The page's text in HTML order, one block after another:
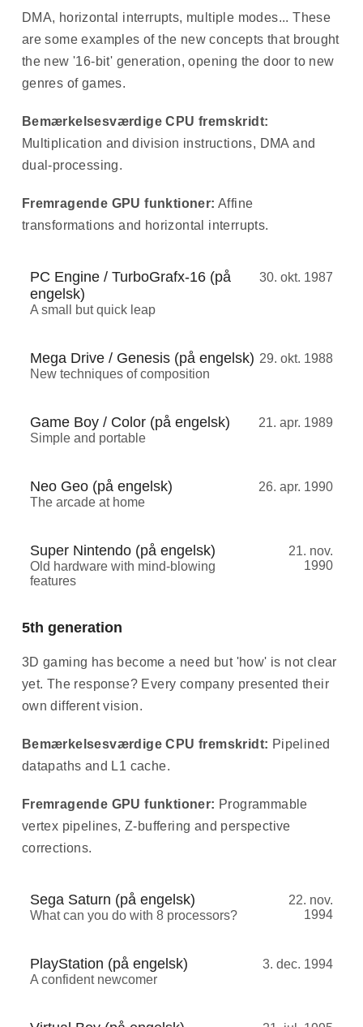
DMA, horizontal interrupts, multiple modes... These
are some examples of the new concepts that brought
the new '16-bit' generation, opening the door to new
genres of games.
Bemærkelsesværdige CPU fremskridt:
Multiplication and division instructions, DMA and
dual-processing.
Fremragende GPU funktioner: Affine
transformations and horizontal interrupts.
30. okt. 1987
PC Engine / TurboGrafx-16 (på
engelsk)
A small but quick leap
29. okt. 1988
Mega Drive / Genesis (på engelsk)
New techniques of composition
21. apr. 1989
Game Boy / Color (på engelsk)
Simple and portable
26. apr. 1990
Neo Geo (på engelsk)
The arcade at home
21. nov.
1990
Super Nintendo (på engelsk)
Old hardware with mind-blowing
features
5th generation
3D gaming has become a need but 'how' is not clear
yet. The response? Every company presented their
own different vision.
Bemærkelsesværdige CPU fremskridt: Pipelined
datapaths and L1 cache.
Fremragende GPU funktioner: Programmable
vertex pipelines, Z-buffering and perspective
corrections.
22. nov.
1994
Sega Saturn (på engelsk)
What can you do with 8 processors?
3. dec. 1994
PlayStation (på engelsk)
A confident newcomer